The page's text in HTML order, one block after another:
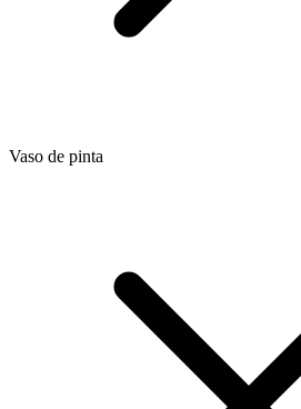
Vaso de pinta